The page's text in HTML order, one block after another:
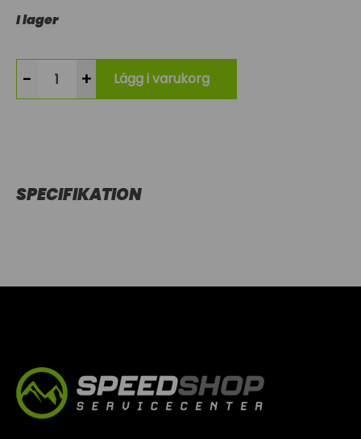
I lager
- + Lägg i varukorg
SPECIFIKATION